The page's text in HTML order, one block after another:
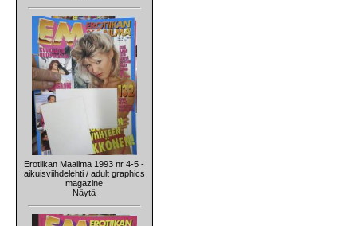
Erotiikan Maailma 1993 nr 4-5 -
aikuisviihdelehti / adult graphics
magazine
Näytä